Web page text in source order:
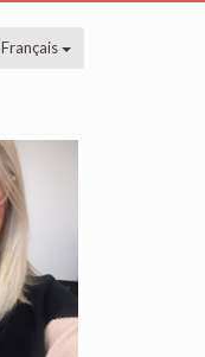
Français